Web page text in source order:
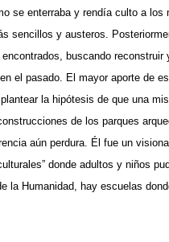
se enterraba y rendía culto a
sencillos y austeros.
buscando
el pasado. El mayor aporte de
la hipótesis de que una
de los parques
aún perdura. Él fue un
donde adultos y niños
la Humanidad, hay escuelas